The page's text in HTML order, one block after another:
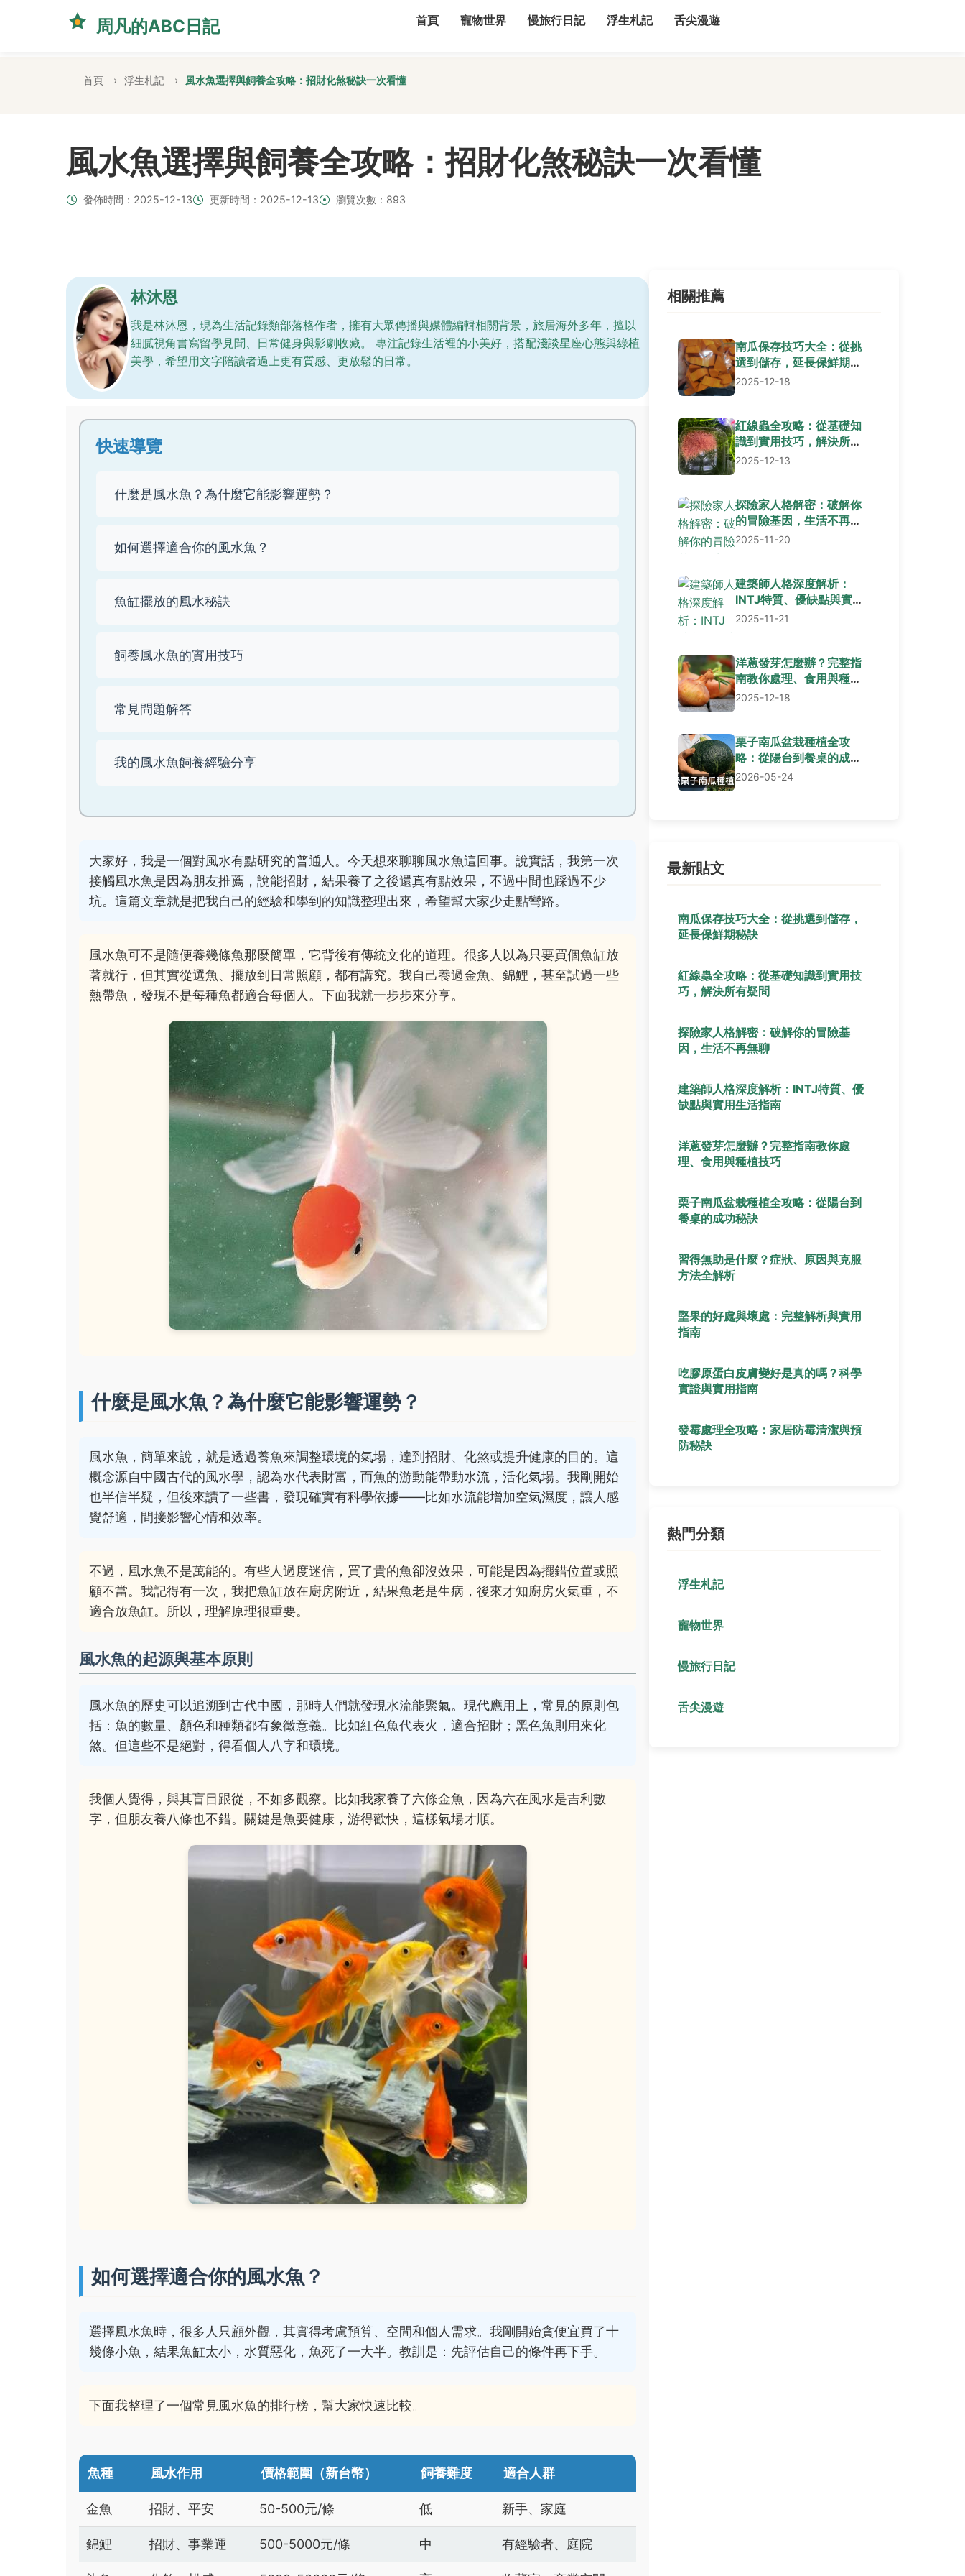
周凡的ABC日記 首頁 寵物世界 慢旅行日記 浮生札記 舌尖漫遊
首頁 浮生札記 風水魚選擇與飼養全攻略：招財化煞秘訣一次看懂
風水魚選擇與飼養全攻略：招財化煞秘訣一次看懂
發佈時間：2025-12-13 更新時間：2025-12-13 瀏覽次數：893
林沐恩
我是林沐恩，現為生活記錄類部落格作者，擁有大眾傳播與媒體編輯相關背景，旅居海外多年，擅以
細膩視角書寫留學見聞、日常健身與影劇收藏。 專注記錄生活裡的小美好，搭配淺談星座心態與綠植
美學，希望用文字陪讀者過上更有質感、更放鬆的日常。
快速導覽
什麼是風水魚？為什麼它能影響運勢？
如何選擇適合你的風水魚？
魚缸擺放的風水秘訣
飼養風水魚的實用技巧
常見問題解答
我的風水魚飼養經驗分享
大家好，我是一個對風水有點研究的普通人。今天想來聊聊風水魚這回事。說實話，我第一次
接觸風水魚是因為朋友推薦，說能招財，結果養了之後還真有點效果，不過中間也踩過不少
坑。這篇文章就是把我自己的經驗和學到的知識整理出來，希望幫大家少走點彎路。
風水魚可不是隨便養幾條魚那麼簡單，它背後有傳統文化的道理。很多人以為只要買個魚缸放
著就行，但其實從選魚、擺放到日常照顧，都有講究。我自己養過金魚、錦鯉，甚至試過一些
熱帶魚，發現不是每種魚都適合每個人。下面我就一步步來分享。
什麼是風水魚？為什麼它能影響運勢？
風水魚，簡單來說，就是透過養魚來調整環境的氣場，達到招財、化煞或提升健康的目的。這
概念源自中國古代的風水學，認為水代表財富，而魚的游動能帶動水流，活化氣場。我剛開始
也半信半疑，但後來讀了一些書，發現確實有科學依據——比如水流能增加空氣濕度，讓人感
覺舒適，間接影響心情和效率。
不過，風水魚不是萬能的。有些人過度迷信，買了貴的魚卻沒效果，可能是因為擺錯位置或照
顧不當。我記得有一次，我把魚缸放在廚房附近，結果魚老是生病，後來才知廚房火氣重，不
適合放魚缸。所以，理解原理很重要。
風水魚的起源與基本原則
風水魚的歷史可以追溯到古代中國，那時人們就發現水流能聚氣。現代應用上，常見的原則包
括：魚的數量、顏色和種類都有象徵意義。比如紅色魚代表火，適合招財；黑色魚則用來化
煞。但這些不是絕對，得看個人八字和環境。
我個人覺得，與其盲目跟從，不如多觀察。比如我家養了六條金魚，因為六在風水是吉利數
字，但朋友養八條也不錯。關鍵是魚要健康，游得歡快，這樣氣場才順。
如何選擇適合你的風水魚？
選擇風水魚時，很多人只顧外觀，其實得考慮預算、空間和個人需求。我剛開始貪便宜買了十
幾條小魚，結果魚缸太小，水質惡化，魚死了一大半。教訓是：先評估自己的條件再下手。
下面我整理了一個常見風水魚的排行榜，幫大家快速比較。
魚種 風水作用 價格範圍（新台幣） 飼養難度 適合人群
金魚 招財、平安 50-500元/條 低 新手、家庭
錦鯉 招財、事業運 500-5000元/條 中 有經驗者、庭院
相關推薦
南瓜保存技巧大全：從挑
選到儲存，延長保鮮期秘
訣
2025-12-18
紅線蟲全攻略：從基礎知
識到實用技巧，解決所有
疑問
2025-12-13
探險家人格解密：破解你
的冒險基因，生活不再無
聊
2025-11-20
建築師人格深度解析：
INTJ特質、優缺點與實用
生活指南
2025-11-21
洋蔥發芽怎麼辦？完整指
南教你處理、食用與種植
技巧
2025-12-18
栗子南瓜盆栽種植全攻
略：從陽台到餐桌的成功
秘訣
2026-05-24
最新貼文
南瓜保存技巧大全：從挑選到儲存，
延長保鮮期秘訣
紅線蟲全攻略：從基礎知識到實用技
巧，解決所有疑問
探險家人格解密：破解你的冒險基
因，生活不再無聊
建築師人格深度解析：INTJ特質、優
缺點與實用生活指南
洋蔥發芽怎麼辦？完整指南教你處
理、食用與種植技巧
栗子南瓜盆栽種植全攻略：從陽台到
餐桌的成功秘訣
習得無助是什麼？症狀、原因與克服
方法全解析
堅果的好處與壞處：完整解析與實用
指南
吃膠原蛋白皮膚變好是真的嗎？科學
實證與實用指南
發霉處理全攻略：家居防霉清潔與預
防秘訣
熱門分類
浮生札記
寵物世界
慢旅行日記
舌尖漫遊